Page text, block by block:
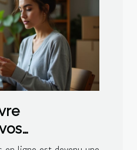
ligne ?